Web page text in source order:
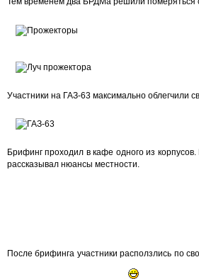
Участники на ГАЗ-63 максимально
Брифинг проходил в кафе одного из
рассказывал нюансы местности.
После брифинга участники расползлись по